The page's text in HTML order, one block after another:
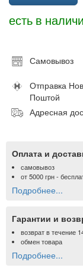
есть в
Самовывоз
Отправка
Поштой
Адресная
Оплата и
самовывоз
от5000 грн-
Подробнее...
Гарантии и
возврат в течение
обмен товара
Подробнее...